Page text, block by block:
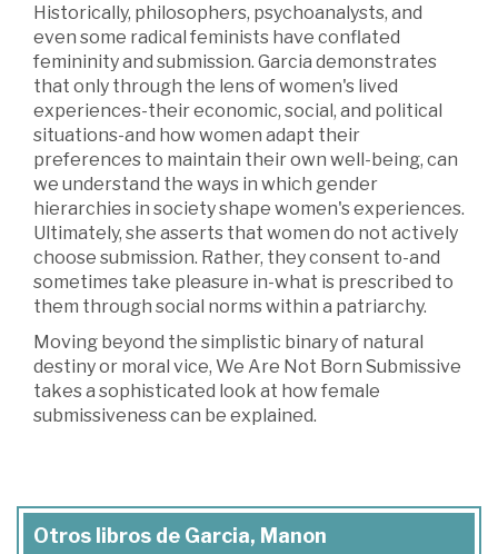
Historically, philosophers, psychoanalysts, and
even some radical feminists have conflated
femininity and submission. Garcia demonstrates
that only through the lens of women's lived
experiences-their economic, social, and political
situations-and how women adapt their
preferences to maintain their own well-being, can
we understand the ways in which gender
hierarchies in society shape women's experiences.
Ultimately, she asserts that women do not actively
choose submission. Rather, they consent to-and
sometimes take pleasure in-what is prescribed to
them through social norms within a patriarchy.
Moving beyond the simplistic binary of natural
destiny or moral vice, We Are Not Born Submissive
takes a sophisticated look at how female
submissiveness can be explained.
Otros libros de Garcia, Manon